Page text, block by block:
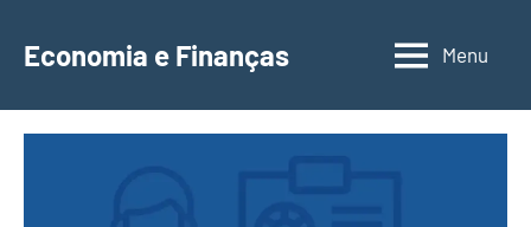
para
conteúdo
Economia e Finanças
Depósitos
Menu